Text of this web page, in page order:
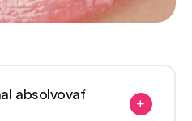
absolvovať
+